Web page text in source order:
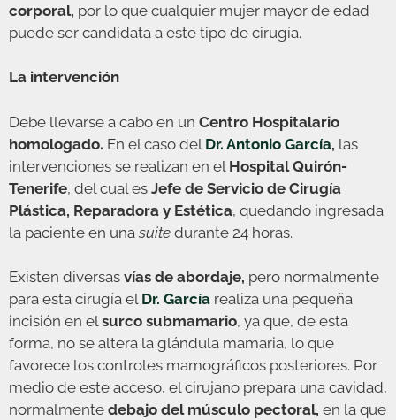
corporal, por lo que cualquier mujer mayor de edad
puede ser candidata a este tipo de cirugía.
La intervención
Debe llevarse a cabo en un Centro Hospitalario
homologado. En el caso del Dr. Antonio García, las
intervenciones se realizan en el Hospital Quirón-
Tenerife, del cual es Jefe de Servicio de Cirugía
Plástica, Reparadora y Estética, quedando ingresada
la paciente en una suite durante 24 horas.
Existen diversas vías de abordaje, pero normalmente
para esta cirugía el Dr. García realiza una pequeña
incisión en elsurco submamario, ya que, de esta
forma, no se altera la glándula mamaria, lo que
favorece los controles mamográficos posteriores. Por
medio de este acceso, el cirujano prepara una cavidad,
normalmente debajo del músculo pectoral, en la que